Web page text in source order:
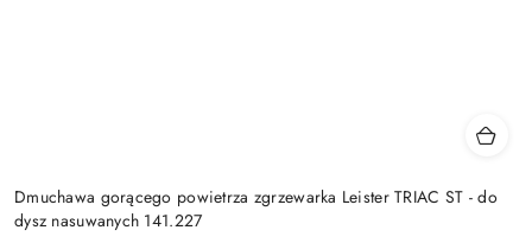
Dmuchawa gorącego powietrza zgrzewarka Leister TRIAC ST - do
dysz nasuwanych 141.227